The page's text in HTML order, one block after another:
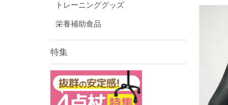
トレーニンググッズ
栄養補助食品
特集